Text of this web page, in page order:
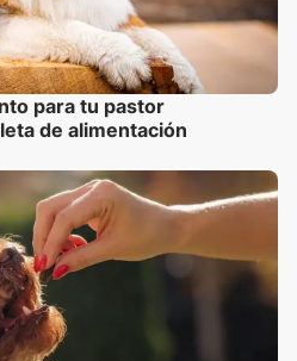
para tu pastor
de alimentación